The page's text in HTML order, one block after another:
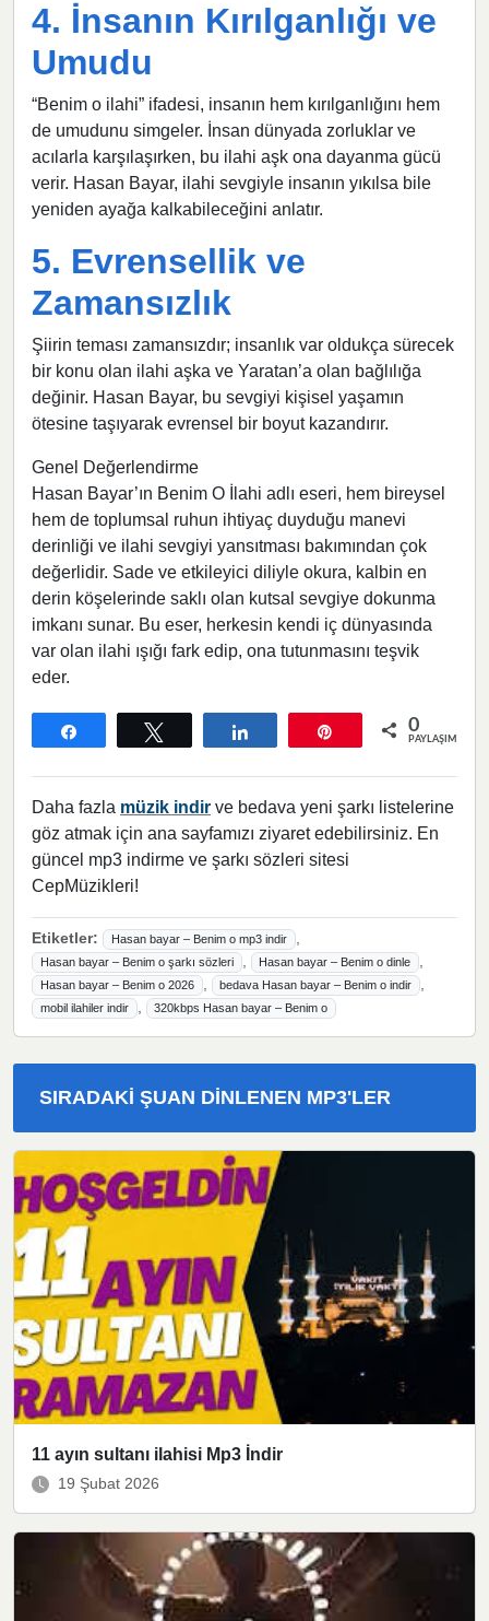
4. İnsanın Kırılganlığı ve
Umudu
“Benim o ilahi” ifadesi, insanın hem kırılganlığını hem
de umudunu simgeler. İnsan dünyada zorluklar ve
acılarla karşılaşırken, bu ilahi aşk ona dayanma gücü
verir. Hasan Bayar, ilahi sevgiyle insanın yıkılsa bile
yeniden ayağa kalkabileceğini anlatır.
5. Evrensellik ve
Zamansızlık
Şiirin teması zamansızdır; insanlık var oldukça sürecek
bir konu olan ilahi aşka ve Yaratan’a olan bağlılığa
değinir. Hasan Bayar, bu sevgiyi kişisel yaşamın
ötesine taşıyarak evrensel bir boyut kazandırır.
Genel Değerlendirme
Hasan Bayar’ın Benim O İlahi adlı eseri, hem bireysel
hem de toplumsal ruhun ihtiyaç duyduğu manevi
derinliği ve ilahi sevgiyi yansıtması bakımından çok
değerlidir. Sade ve etkileyici diliyle okura, kalbin en
derin köşelerinde saklı olan kutsal sevgiye dokunma
imkanı sunar. Bu eser, herkesin kendi iç dünyasında
var olan ilahi ışığı fark edip, ona tutunmasını teşvik
eder.
0
PAYLAŞIMLAR
Daha fazla müzik indir ve bedava yeni şarkı listelerine
göz atmak için ana sayfamızı ziyaret edebilirsiniz. En
güncel mp3 indirme ve şarkı sözleri sitesi
CepMüzikleri!
Etiketler: Hasan bayar – Benim o mp3 indir ,
Hasan bayar – Benim o şarkı sözleri , Hasan bayar – Benim o dinle ,
Hasan bayar – Benim o 2026 , bedava Hasan bayar – Benim o indir ,
mobil ilahiler indir , 320kbps Hasan bayar – Benim o
SIRADAKI ŞUAN DINLENEN MP3'LER
11 ayın sultanı ilahisi Mp3 İndir
19 Şubat 2026